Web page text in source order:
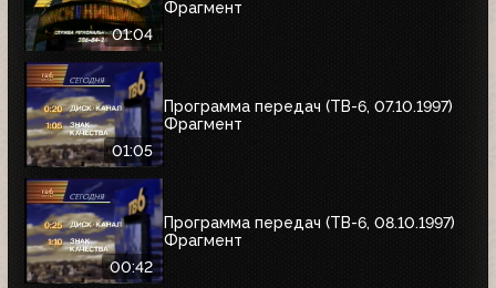
01:04
Фрагмент
01:05
Программа передач (ТВ-6, 07.10.1997)
Фрагмент
00:42
Программа передач (ТВ-6, 08.10.1997)
Фрагмент